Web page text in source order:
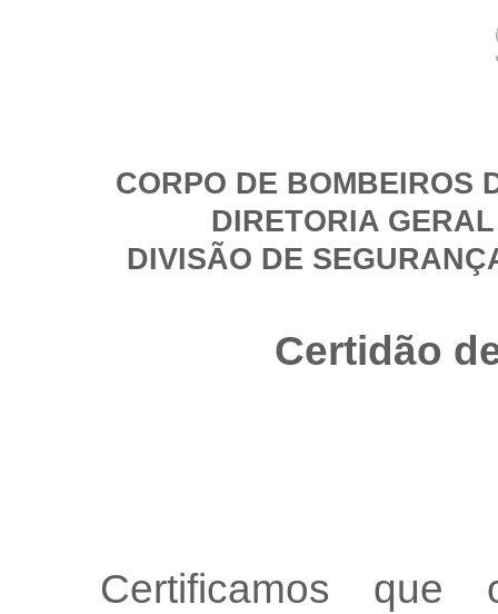
CORPO DE BOMBEIROS
DIRETORIA
DIVISÃO DE
Certidão
Certificamos